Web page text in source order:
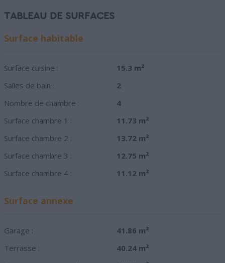
TABLEAU DE SURFACES
Surface habitable
Surface cuisine :
15.3 m²
Salles de bain :
2
Nombre de chambre :
4
Surface chambre 1 :
11.73 m²
Surface chambre 2 :
13.72 m²
Surface chambre 3 :
12.75 m²
Surface chambre 4 :
11.12 m²
Surface annexe
Garage :
41.86 m²
Terrasse :
40.24 m²